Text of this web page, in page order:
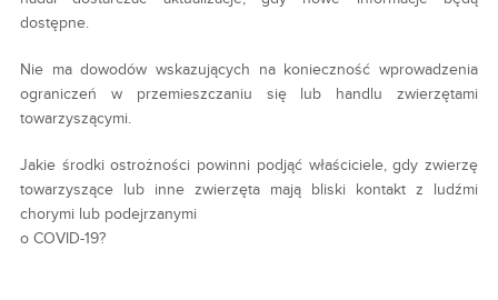
dostępne.
Nie ma dowodów wskazujących na konieczność wprowadzenia
ograniczeń w przemieszczaniu się lub handlu zwierzętami
towarzyszącymi.
Jakie środki ostrożności powinni podjąć właściciele, gdy zwierzę
towarzyszące lub inne zwierzęta mają bliski kontakt z ludźmi
chorymi lub podejrzanymi
o COVID-19?